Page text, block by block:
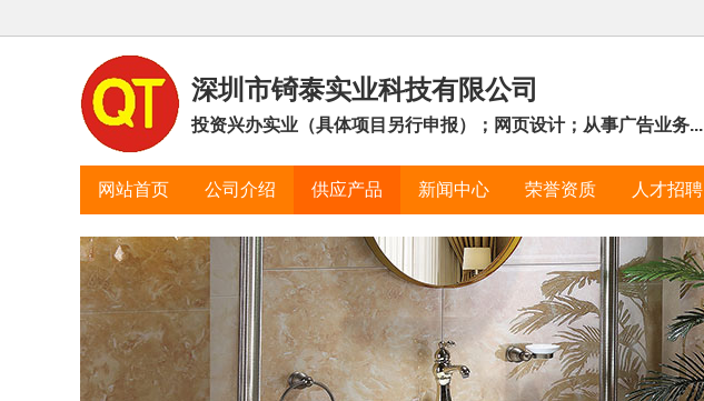
深圳市锜泰实业科技有限公司
投资兴办实业（具体项目另行申报）；网页设计；从事广告业务...
网站首页 公司介绍 供应产品 新闻中心 荣誉资质 人才招聘